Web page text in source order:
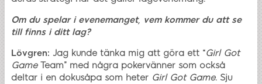
Om du spelar i evenemanget, vem kommer du att se
till finns i ditt lag?
Lövgren: Jag kunde tänka mig att göra ett “Girl Got
GameTeam” med några pokervänner som också
deltar i en dokusåpa som heter Girl Got Game. Sju